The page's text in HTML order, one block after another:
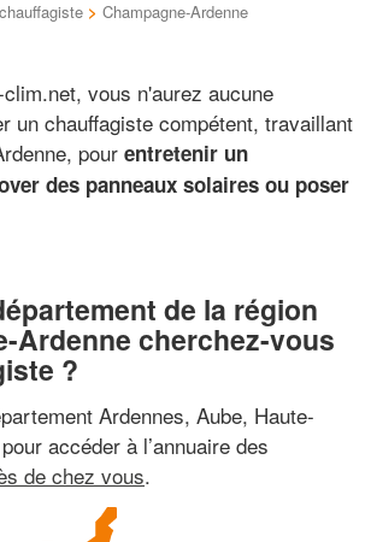
> Champagne-Ardenne
vous n'aurez aucune
un chauffagiste compétent, travaillant
pour entretenir un
des panneaux solaires ou poser
de la région
Ardenne cherchez-vous
?
Ardennes, Aube, Haute-
accéder à l’annuaire des
de chez vous.